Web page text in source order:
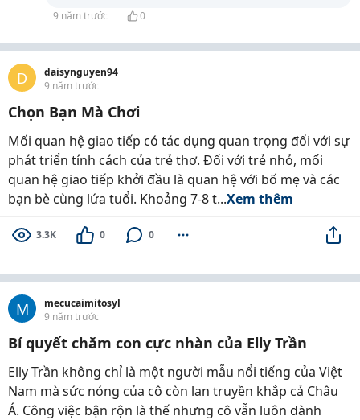
9 năm trước 0
D
daisynguyen94
9 năm trước
Chọn Bạn Mà Chơi
Mối quan hệ giao tiếp có tác dụng quan trọng đối với sự
phát triển tính cách của trẻ thơ. Đối với trẻ nhỏ, mối
quan hệ giao tiếp khởi đầu là quan hệ với bố mẹ và các
bạn bè cùng lứa tuổi. Khoảng 7-8 t...Xem thêm
3.3K 0 0
M
mecucaimitosyl
9 năm trước
Bí quyết chăm con cực nhàn của Elly Trần
Elly Trần không chỉ là một người mẫu nổi tiếng của Việt
Nam mà sức nóng của cô còn lan truyền khắp cả Châu
Á. Công việc bận rộn là thế nhưng cô vẫn luôn dành